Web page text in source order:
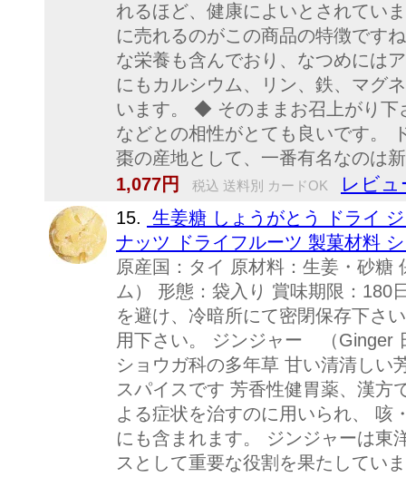
れるほど、健康によいとされてい
に売れるのがこの商品の特徴です
な栄養も含んでおり、なつめには
にもカルシウム、リン、鉄、マグ
います。 ◆ そのままお召上がり下
などとの相性がとても良いです。
棗の産地として、一番有名なのは
1,077円
税込 送料別 カードOK レビュ
15.
生姜糖 しょうがとう ドライ
ナッツ ドライフルーツ 製菓材料
原産国：タイ 原材料：生姜・砂糖
ム） 形態：袋入り 賞味期限：180
を避け、冷暗所にて密閉保存下さ
用下さい。 ジンジャー （Ginger
ショウガ科の多年草 甘い清清しい
スパイスです 芳香性健胃薬、漢方
よる症状を治すのに用いられ、 咳
にも含まれます。 ジンジャーは東
スとして重要な役割を果たしてい